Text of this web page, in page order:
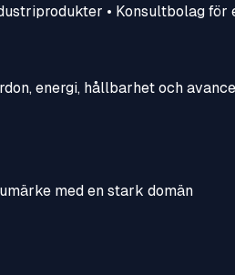
• Konsultbolag
energi, hållbarhet och
med en stark domän